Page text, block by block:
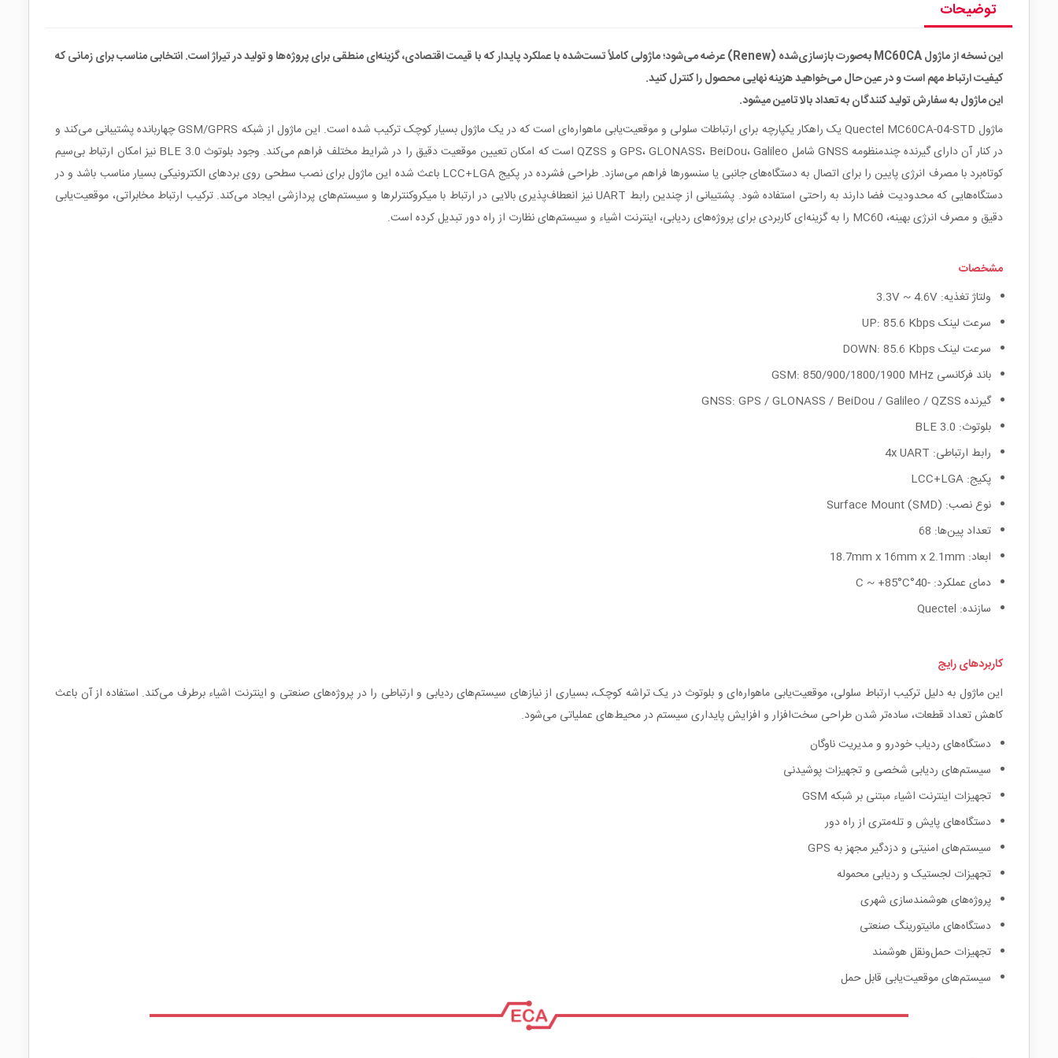
توضیحات
این نسخه از ماژول MC60CA به‌صورت بازسازی‌شده (Renew) عرضه می‌شود؛ ماژولی کاملاً تست‌شده با عملکرد پایدار که با قیمت اقتصادی، گزینه‌ای منطقی برای پروژه‌ها و تولید در تیراژ است. انتخابی مناسب برای زمانی که
کیفیت ارتباط مهم است و در عین حال می‌خواهید هزینه نهایی محصول را کنترل کنید.
این ماژول به سفارش تولید کنندگان به تعداد بالا تامین میشود.
ماژول Quectel MC60CA-04-STD یک راهکار یکپارچه برای ارتباطات سلولی و موقعیت‌یابی ماهواره‌ای است که در یک ماژول بسیار کوچک ترکیب شده است. این ماژول از شبکه GSM/GPRS چهاربانده پشتیبانی می‌کند و
در کنار آن دارای گیرنده چندمنظومه GNSS شامل GPS، GLONASS، BeiDou، Galileo و QZSS است که امکان تعیین موقعیت دقیق را در شرایط مختلف فراهم می‌کند. وجود بلوتوث BLE 3.0 نیز امکان ارتباط بی‌سیم
کوتاه‌برد با مصرف انرژی پایین را برای اتصال به دستگاه‌های جانبی یا سنسورها فراهم می‌سازد. طراحی فشرده در پکیج LCC+LGA باعث شده این ماژول برای نصب سطحی روی بردهای الکترونیکی بسیار مناسب باشد و در
دستگاه‌هایی که محدودیت فضا دارند به راحتی استفاده شود. پشتیبانی از چندین رابط UART نیز انعطاف‌پذیری بالایی در ارتباط با میکروکنترلرها و سیستم‌های پردازشی ایجاد می‌کند. ترکیب ارتباط مخابراتی، موقعیت‌یابی
دقیق و مصرف انرژی بهینه، MC60 را به گزینه‌ای کاربردی برای پروژه‌های ردیابی، اینترنت اشیاء و سیستم‌های نظارت از راه دور تبدیل کرده است.
مشخصات
ولتاژ تغذیه: 3.3V ~ 4.6V
سرعت لینک UP: 85.6 Kbps
سرعت لینک DOWN: 85.6 Kbps
باند فرکانسی GSM: 850/900/1800/1900 MHz
گیرنده GNSS: GPS / GLONASS / BeiDou / Galileo / QZSS
بلوتوث: BLE 3.0
رابط ارتباطی: 4x UART
پکیج: LCC+LGA
نوع نصب: Surface Mount (SMD)
تعداد پین‌ها: 68
ابعاد: 18.7mm x 16mm x 2.1mm
دمای عملکرد: -40°C ~ +85°C
سازنده: Quectel
کاربردهای رایج
این ماژول به دلیل ترکیب ارتباط سلولی، موقعیت‌یابی ماهواره‌ای و بلوتوث در یک تراشه کوچک، بسیاری از نیازهای سیستم‌های ردیابی و ارتباطی را در پروژه‌های صنعتی و اینترنت اشیاء برطرف می‌کند. استفاده از آن باعث
کاهش تعداد قطعات، ساده‌تر شدن طراحی سخت‌افزار و افزایش پایداری سیستم در محیط‌های عملیاتی می‌شود.
دستگاه‌های ردیاب خودرو و مدیریت ناوگان
سیستم‌های ردیابی شخصی و تجهیزات پوشیدنی
تجهیزات اینترنت اشیاء مبتنی بر شبکه GSM
دستگاه‌های پایش و تله‌متری از راه دور
سیستم‌های امنیتی و دزدگیر مجهز به GPS
تجهیزات لجستیک و ردیابی محموله
پروژه‌های هوشمندسازی شهری
دستگاه‌های مانیتورینگ صنعتی
تجهیزات حمل‌ونقل هوشمند
سیستم‌های موقعیت‌یابی قابل حمل